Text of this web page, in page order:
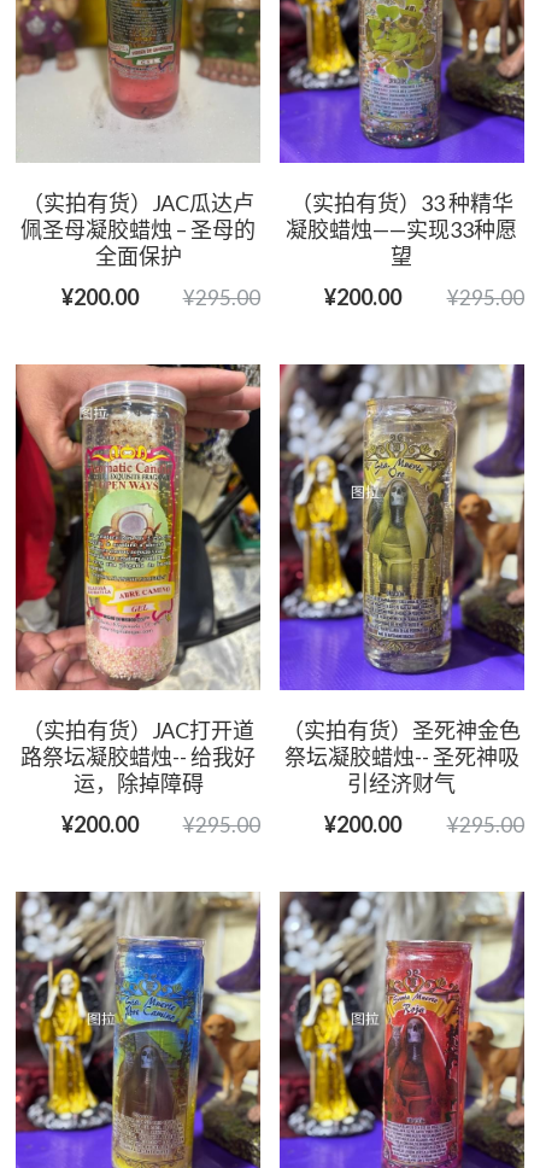
（实拍有货）JAC瓜达卢
佩圣母凝胶蜡烛 – 圣母的
全面保护
¥200.00
¥295.00
（实拍有货）33 种精华
凝胶蜡烛——实现33种愿
望
¥200.00
¥295.00
（实拍有货）JAC打开道
路祭坛凝胶蜡烛-- 给我好
运，除掉障碍
¥200.00
¥295.00
（实拍有货）圣死神金色
祭坛凝胶蜡烛-- 圣死神吸
引经济财气
¥200.00
¥295.00